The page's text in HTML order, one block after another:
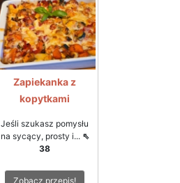
Zapiekanka z
kopytkami
Jeśli szukasz pomysłu
na sycący, prosty i... ⇖
38
Zobacz przepis!